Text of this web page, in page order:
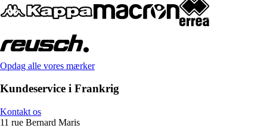
Opdag alle vores mærker
Kundeservice i Frankrig
Kontakt os
11 rue Bernard Maris